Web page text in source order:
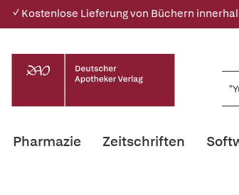
✓ Kostenlose Lieferung von Büchern
Pharmazie Zeitschriften